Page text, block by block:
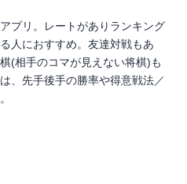
プリ。レートがありランキング
人におすすめ。友達対戦もあ
(相手のコマが見えない将棋)も
、先手後手の勝率や得意戦法／